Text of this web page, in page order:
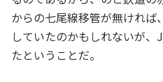
からの七尾線移管が無けれ
していたのかもしれないが
たということだ。